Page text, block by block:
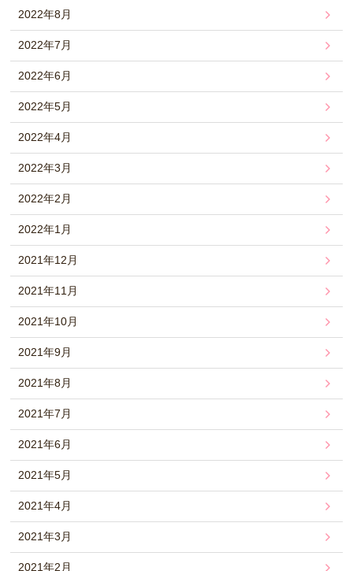
2022年8月
2022年7月
2022年6月
2022年5月
2022年4月
2022年3月
2022年2月
2022年1月
2021年12月
2021年11月
2021年10月
2021年9月
2021年8月
2021年7月
2021年6月
2021年5月
2021年4月
2021年3月
2021年2月